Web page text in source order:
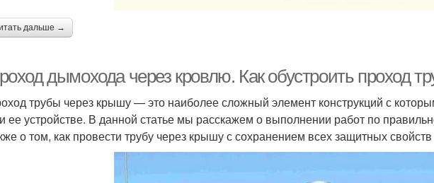
дальше →
дымохода через кровлю. Как обустроить проход
трубы через крышу — это наиболее сложный элемент конструкций с
ее устройстве. В данной статье мы расскажем о выполнении работ по
о том, как провести трубу через крышу с сохранением всех защитных